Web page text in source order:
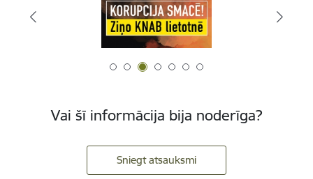
Vai šī informācija bija noderīga?
Sniegt atsauksmi